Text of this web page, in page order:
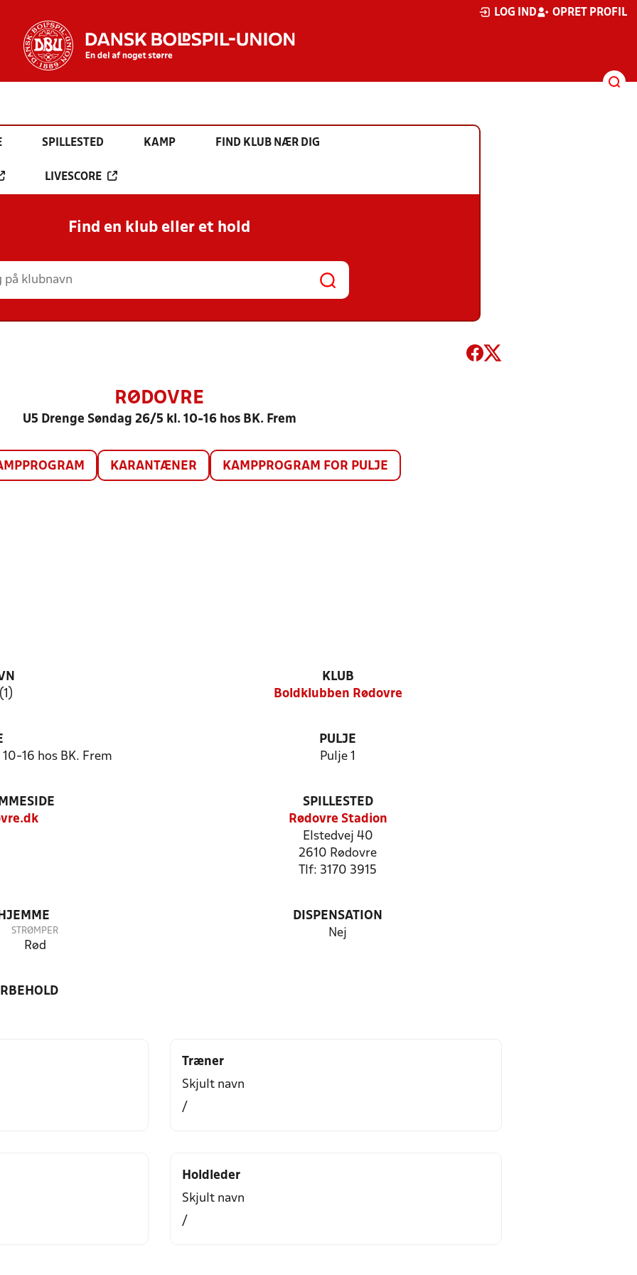
LOG IND OPRET PROFIL
SPILLESTED KAMP FIND KLUB NÆR DIG
LIVESCORE
Find en klub eller et hold
RØDOVRE
U5 Drenge Søndag 26/5 kl. 10-16 hos BK. Frem
KARANTÆNER KAMPPROGRAM FOR PULJE
KLUB
Boldklubben Rødovre
16 hos BK. Frem
PULJE
Pulje 1
SPILLESTED
Rødovre Stadion
Elstedvej 40
2610 Rødovre
Tlf: 3170 3915
STRØMPER
Rød
DISPENSATION
Nej
Træner
Skjult navn
/
Holdleder
Skjult navn
/